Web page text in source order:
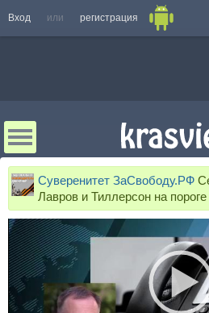
Вход или регистрация
Суверенитет ЗаСвободу.РФ
Лавров и Тиллерсон на